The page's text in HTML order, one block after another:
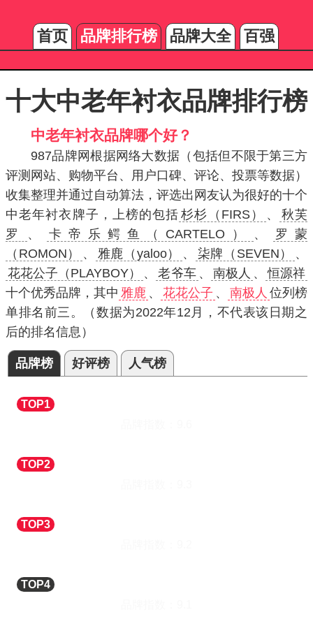
首页 品牌排行榜 品牌大全 百强
十大中老年衬衣品牌排行榜
中老年衬衣品牌哪个好？
987品牌网根据网络大数据（包括但不限于第三方
评测网站、购物平台、用户口碑、评论、投票等数据）
收集整理并通过自动算法，评选出网友认为很好的十个
中老年衬衣牌子，上榜的包括 杉杉（FIRS） 、
秋芙
罗
、 卡帝乐鳄鱼（CARTELO） 、
罗蒙
（ROMON）
、 雅鹿（yaloo） 、 柒牌（SEVEN）
、
花花公子（PLAYBOY）
、 老爷车 、 南极人 、
恒源祥
十个优秀品牌，其中 雅鹿 、 花花公子 、 南极人 位列榜
单排名前三。（数据为2022年12月，不代表该日期之
后的排名信息）
品牌榜 好评榜 人气榜
TOP1
TOP2
TOP3
TOP4